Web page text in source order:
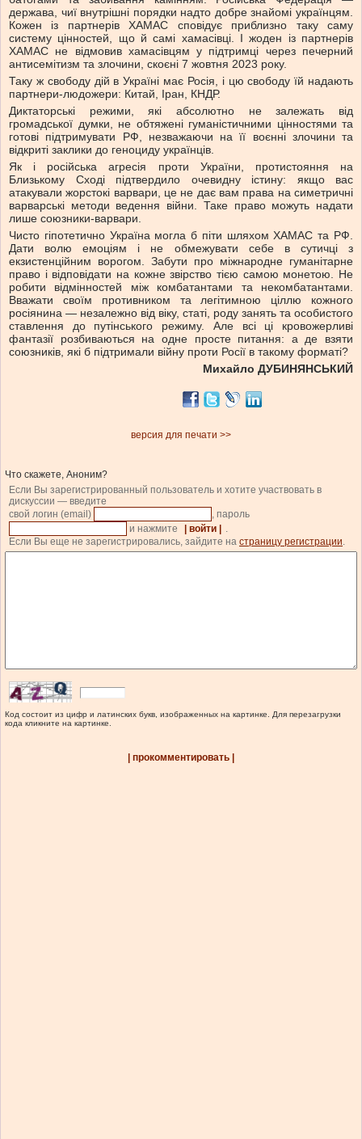
держава, чиї внутрішні порядки надто добре знайомі українцям.
Кожен із партнерів ХАМАС сповідує приблизно таку саму
систему цінностей, що й самі хамасівці. І жоден із партнерів
ХАМАС не відмовив хамасівцям у підтримці через печерний
антисемітизм та злочини, скоєні 7 жовтня 2023 року.
Таку ж свободу дій в Україні має Росія, і цю свободу їй надають
партнери-людожери: Китай, Іран, КНДР.
Диктаторські режими, які абсолютно не залежать від
громадської думки, не обтяжені гуманістичними цінностями та
готові підтримувати РФ, незважаючи на її воєнні злочини та
відкриті заклики до геноциду українців.
Як і російська агресія проти України, протистояння на
Близькому Сході підтвердило очевидну істину: якщо вас
атакували жорстокі варвари, це не дає вам права на симетричні
варварські методи ведення війни. Таке право можуть надати
лише союзники-варвари.
Чисто гіпотетично Україна могла б піти шляхом ХАМАС та РФ.
Дати волю емоціям і не обмежувати себе в сутичці з
екзистенційним ворогом. Забути про міжнародне гуманітарне
право і відповідати на кожне звірство тією самою монетою. Не
робити відмінностей між комбатантами та некомбатантами.
Вважати своїм противником та легітимною ціллю кожного
росіянина — незалежно від віку, статі, роду занять та особистого
ставлення до путінського режиму. Але всі ці кровожерливі
фантазії розбиваються на одне просте питання: а де взяти
союзників, які б підтримали війну проти Росії в такому форматі?
Михайло ДУБИНЯНСЬКИЙ
версия для печати >>
Что скажете, Аноним?
Если Вы зарегистрированный пользователь и хотите участвовать в
дискуссии — введите
свой логин (email)
, пароль
и нажмите
| войти |
.
Если Вы еще не зарегистрировались, зайдите на страницу регистрации.
Код состоит из цифр и латинских букв, изображенных на картинке. Для перезагрузки
кода кликните на картинке.
| прокомментировать |